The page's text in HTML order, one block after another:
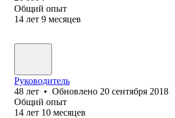
Общий опыт
14 лет 9 месяцев
Руководитель
48 лет • Обновлено 20 сентября 2018
Общий опыт
14 лет 10 месяцев